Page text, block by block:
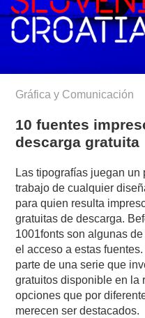
Gráfica y Comunicación
10 fuentes
descarga gratuita
Las tipografías juegan un
trabajo de cualquier
para quien resulta
gratuitas de descarga.
1001fonts son algunas
el acceso a estas
parte de una serie que
gratuitos disponible en la
opciones que por
merecen ser destacados.